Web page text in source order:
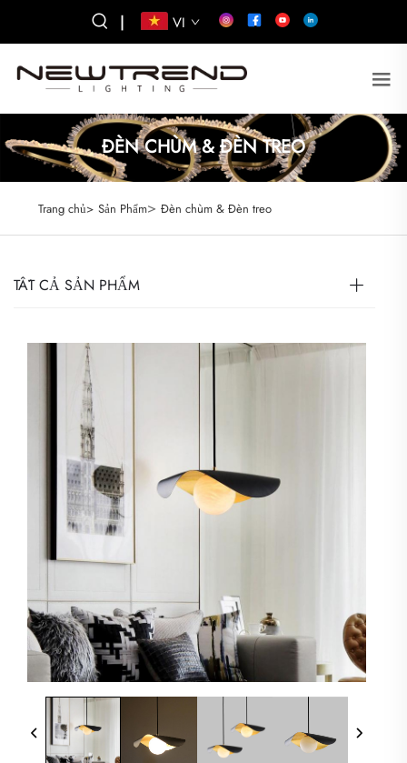
| VI
ĐÈN CHÙM & ĐÈN TREO
Trang chủ> Sản Phẩm> Đèn chùm & Đèn treo
TẤT CẢ SẢN PHẨM